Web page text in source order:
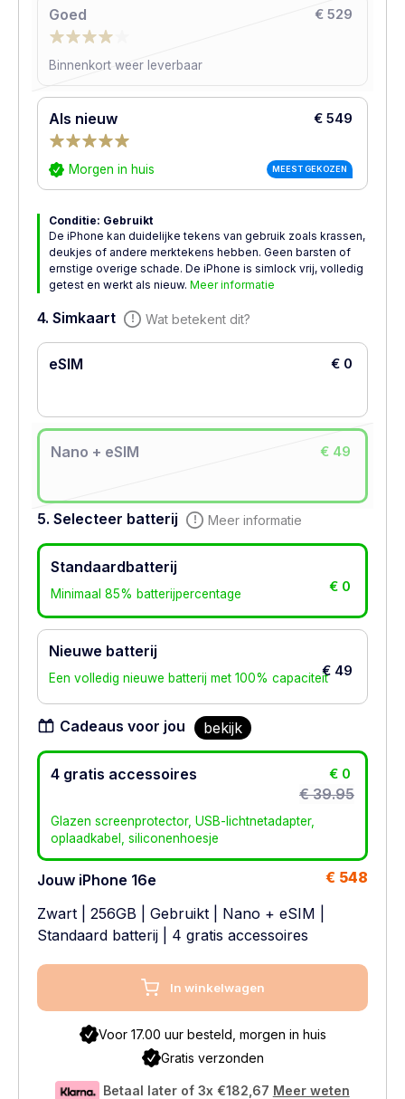
Goed € 529
Binnenkort weer leverbaar
Als nieuw
MEEST GEKOZEN
€ 549
Morgen in huis
Conditie: Gebruikt
De iPhone kan duidelijke tekens van gebruik zoals krassen,
deukjes of andere merktekens hebben. Geen barsten of
ernstige overige schade. De iPhone is simlock vrij, volledig
getest en werkt als nieuw. Meer informatie
4. Simkaart Wat betekent dit?
eSIM € 0
Nano + eSIM € 49
5. Selecteer batterij Meer informatie
Standaardbatterij
€ 0
Minimaal 85% batterijpercentage
Nieuwe batterij
€ 49
Een volledig nieuwe batterij met 100% capaciteit
Cadeaus voor jou bekijk
4 gratis accessoires € 0
€ 39.95
Glazen screenprotector, USB-lichtnetadapter,
oplaadkabel, siliconenhoesje
Jouw iPhone 16e
€ 548
Zwart
256GB Gebruikt Nano + eSIM
Standaard batterij | 4 gratis accessoires
In winkelwagen
Voor 17.00 uur besteld, morgen in huis
Gratis verzonden
Betaal later of 3x €182,67 Meer weten